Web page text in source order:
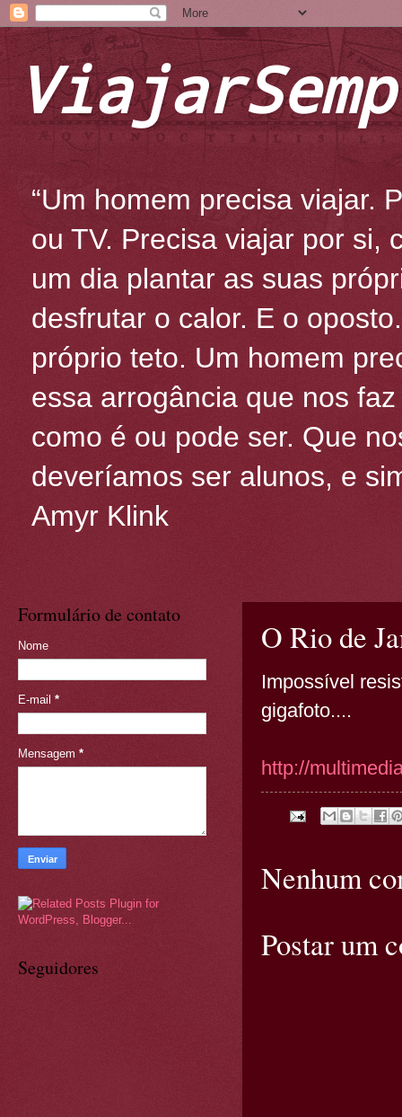
“Um homem precisa viajar.
ou TV. Precisa viajar por si,
um dia plantar as suas
desfrutar o calor. E o
próprio teto. Um homem
essa arrogância que nos
como é ou pode ser. Que
deveríamos ser alunos, e
Amyr Klink
O Rio de
Impossível
gigafoto....
http://
Nenhum
Postar um
Formulário de contato
Nome
E-mail *
Mensagem *
Seguidores